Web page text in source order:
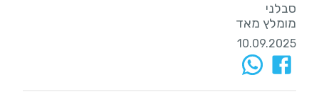
מומלץ מאד
10.09.2025